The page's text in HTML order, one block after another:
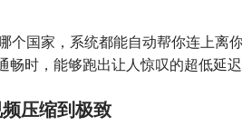
个国家，系统都能自动帮你连上离
时，能够跑出让人惊叹的超低延迟
压缩到极致